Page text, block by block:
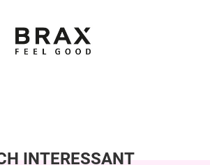
INTERESSANT